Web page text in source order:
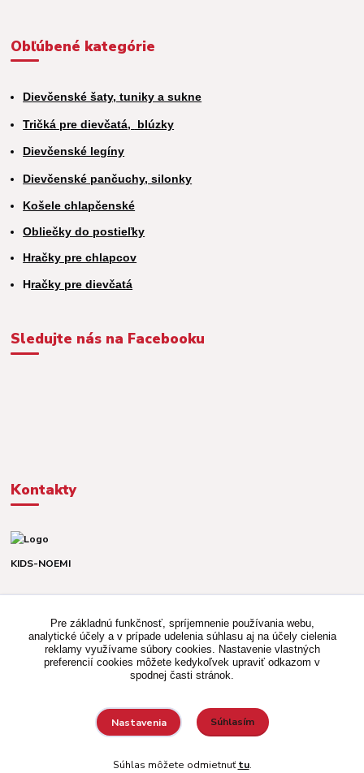
Obľúbené kategórie
Dievčenské šaty, tuniky a sukne
Tričká pre dievčatá, blúzky
Dievčenské legíny
Dievčenské pančuchy, silonky
Košele chlapčenské
Obliečky do postieľky
Hračky pre chlapcov
Hračky pre dievčatá
Sledujte nás na Facebooku
Kontakty
KIDS-NOEMI
(Po-Pia, 8-16 hod.)
kidsnoemi.shop@gmail.com
Pre základnú funkčnosť, spríjemnenie používania webu,
analytické účely a v prípade udelenia súhlasu aj na účely cielenia
reklamy využívame súbory cookies. Nastavenie vlastných
preferencií cookies môžete kedykoľvek upraviť odkazom v
spodnej časti stránok.
Nastavenia Súhlasím
Súhlas môžete odmietnuťtu.